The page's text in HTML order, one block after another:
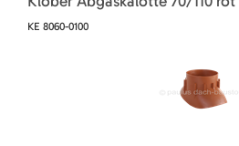
KE 8060-0100